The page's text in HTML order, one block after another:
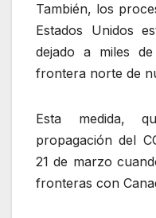
También, los
Estados Unidos
dejado a miles
frontera norte de
Esta medida,
propagación del
21 de marzo
fronteras con